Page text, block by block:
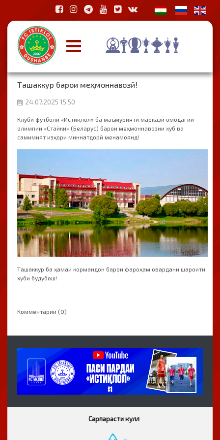
Ташаккур барои меҳмоннавозӣ!
24.07.2025 15:50
Клуби футболи «Истиқлол» ба маъмурияти маркази омодагии
олимпии «Стайки» (Беларус) барои меҳмоннавозии хуб ва
самимият изҳори миннатдорӣ менамоянд!
Ташаккур ба ҳамаи кормандон барои фароҳам овардани шароити
хуби будубош!
Комментарии (0)
Сарпарасти кулл